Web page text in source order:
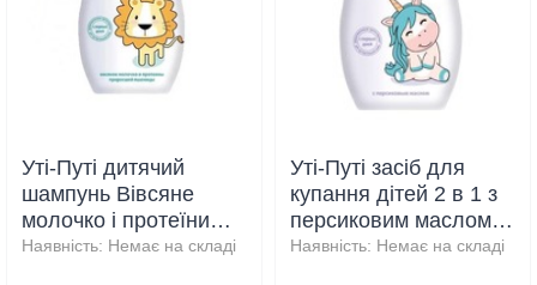
Уті-Путі дитячий
шампунь Вівсяне
молочко і протеїни
200 мл
Наявність: Немає на складі
Уті-Путі засіб для
купання дітей 2 в 1 з
персиковим маслом
200 мл
Наявність: Немає на складі